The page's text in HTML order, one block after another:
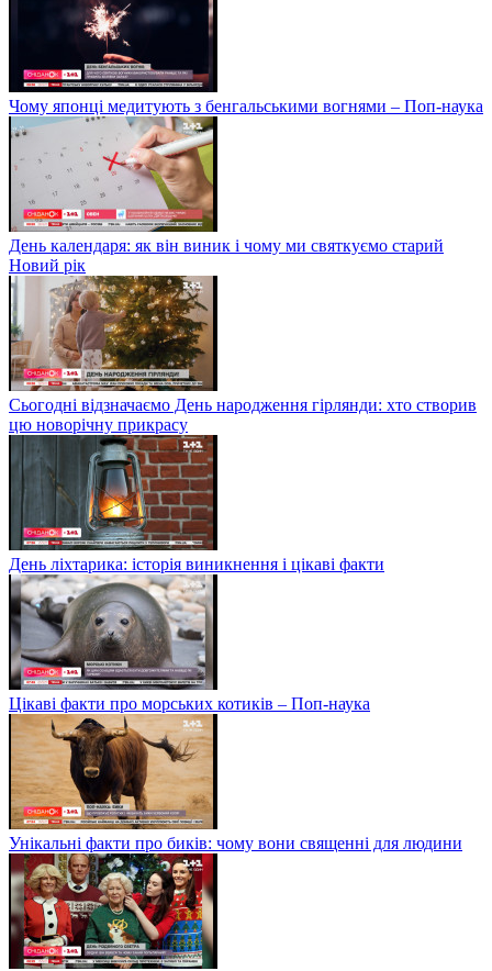
Чому японці медитують з бенгальськими вогнями – Поп-наука
День календаря: як він виник і чому ми святкуємо старий
Новий рік
Сьогодні відзначаємо День народження гірлянди: хто створив
цю новорічну прикрасу
День ліхтарика: історія виникнення і цікаві факти
Цікаві факти про морських котиків – Поп-наука
Унікальні факти про биків: чому вони священні для людини